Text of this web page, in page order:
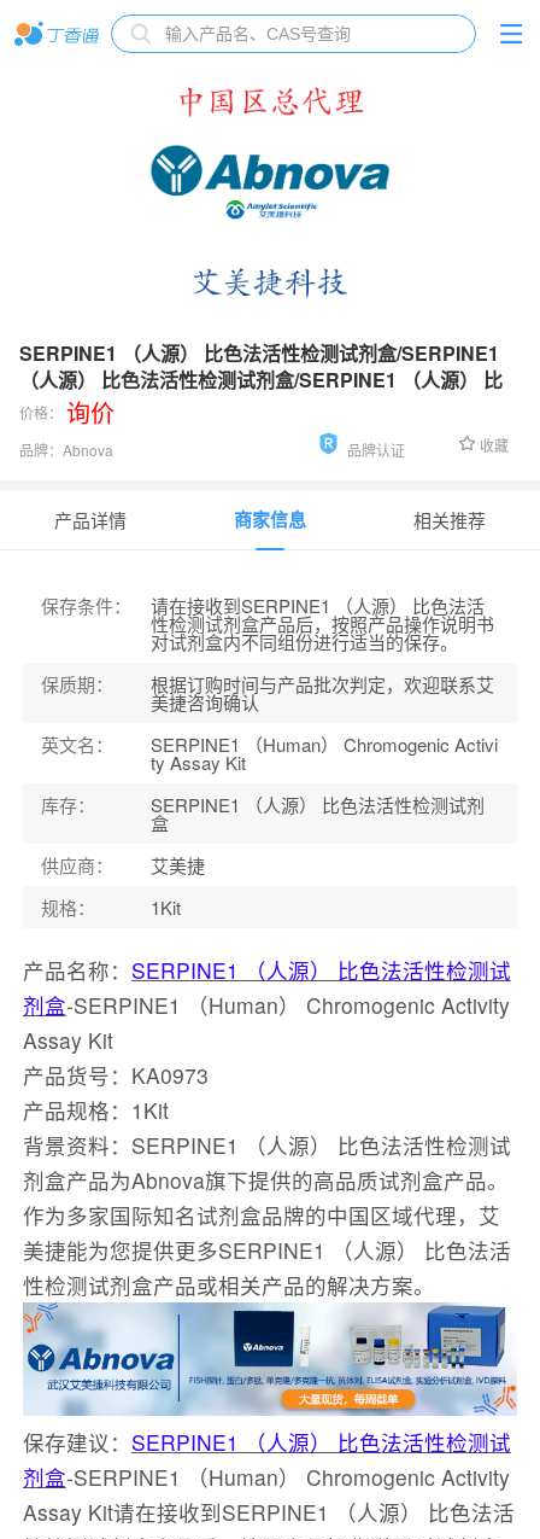
SERPINE1 （人源） 比色法活性检测试剂盒/SERPINE1
（人源） 比色法活性检测试剂盒/SERPINE1 （人源） 比
色法活性检测试剂盒
价格： 询价
品牌： Abnova 品牌认证 收藏
产品详情 商家信息 相关推荐
保存条件： 请在接收到SERPINE1 （人源） 比色法活
性检测试剂盒产品后，按照产品操作说明书
对试剂盒内不同组份进行适当的保存。
保质期： 根据订购时间与产品批次判定，欢迎联系艾
美捷咨询确认
英文名： SERPINE1 （Human） Chromogenic Activi
ty Assay Kit
库存： SERPINE1 （人源） 比色法活性检测试剂
盒
供应商：
艾美捷
规格： 1Kit
产品名称： SERPINE1 （人源） 比色法活性检测试
剂盒-SERPINE1 （Human） Chromogenic Activity
Assay Kit
产品货号：KA0973
产品规格：1Kit
背景资料：SERPINE1 （人源） 比色法活性检测试
剂盒产品为Abnova旗下提供的高品质试剂盒产品。
作为多家国际知名试剂盒品牌的中国区域代理，艾
美捷能为您提供更多SERPINE1 （人源） 比色法活
性检测试剂盒产品或相关产品的解决方案。
保存建议： SERPINE1 （人源） 比色法活性检测试
剂盒-SERPINE1 （Human） Chromogenic Activity
Assay Kit请在接收到SERPINE1 （人源） 比色法活